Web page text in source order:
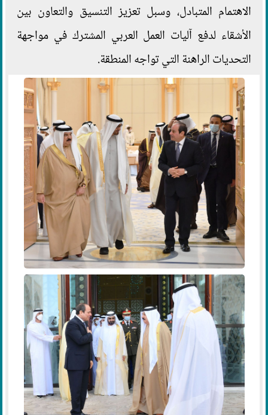
الاهتمام المتبادل، وسبل تعزيز التنسيق والتعاون بين
الأشقاء لدفع آليات العمل العربي المشترك في مواجهة
التحديات الراهنة التي تواجه المنطقة.